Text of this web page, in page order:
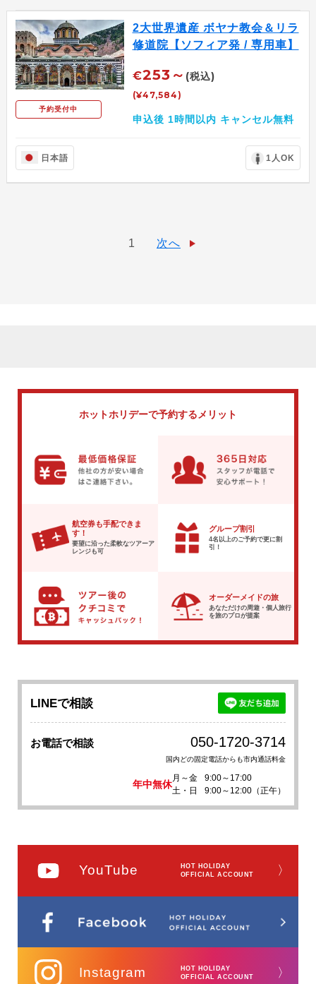
予約受付中
2大世界遺産 ボヤナ教会＆リラ
修道院【ソフィア発 / 専用車】
€253～ (税込)
(¥47,584)
申込後 1時間以内 キャンセル無料
日本語 1人OK
1 次へ
ホットホリデーで予約するメリット
航空券も手配できま
す！
要望に沿った柔軟なツアーア
レンジも可
グループ割引
4名以上のご予約で更に割
引！
オーダーメイドの旅
あなただけの周遊・個人旅行
を旅のプロが提案
LINEで相談
お電話で相談 050-1720-3714
国内どの固定電話からも市内通話料金
年中無休
月～金
9:00～17:00
土・日
9:00～12:00（正午）
YouTube
HOT HOLIDAY
OFFICIAL ACCOUNT
〉
Instagram
HOT HOLIDAY
OFFICIAL ACCOUNT
〉